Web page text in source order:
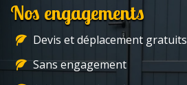
Nos engagements
Devis et déplacement gratuits
Sans engagement